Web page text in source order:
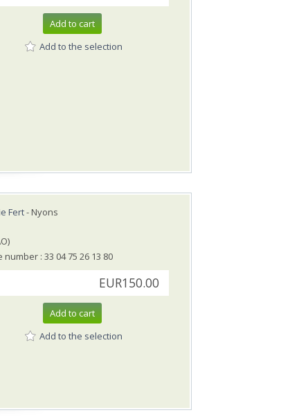
Add to cart
Add to the selection
Fert- Nyons
number : 33 04 75 26 13 80
EUR150.00
Add to cart
Add to the selection